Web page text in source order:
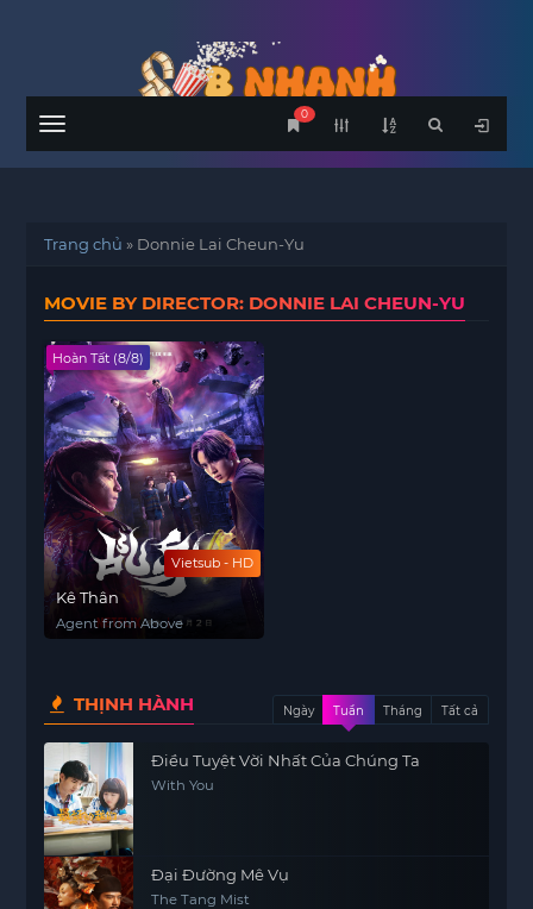
Menu
0
Trang chủ » Donnie Lai Cheun-Yu
MOVIE BY DIRECTOR: DONNIE LAI CHEUN-YU
Vietsub - HD
Hoàn Tất (8/8)
Kê Thân
Agent from Above
THỊNH HÀNH Ngày Tuần Tháng Tất cả
Điều Tuyệt Vời Nhất Của Chúng Ta
With You
Đại Đường Mê Vụ
The Tang Mist